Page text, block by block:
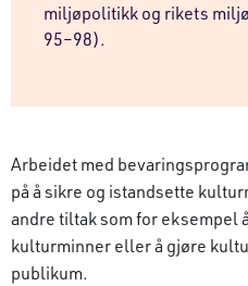
miljøpolitikk og rikets
95–98).
Arbeidet med
på å sikre og istandsette
andre tiltak som for eksempel
kulturminner eller å gjøre
publikum.